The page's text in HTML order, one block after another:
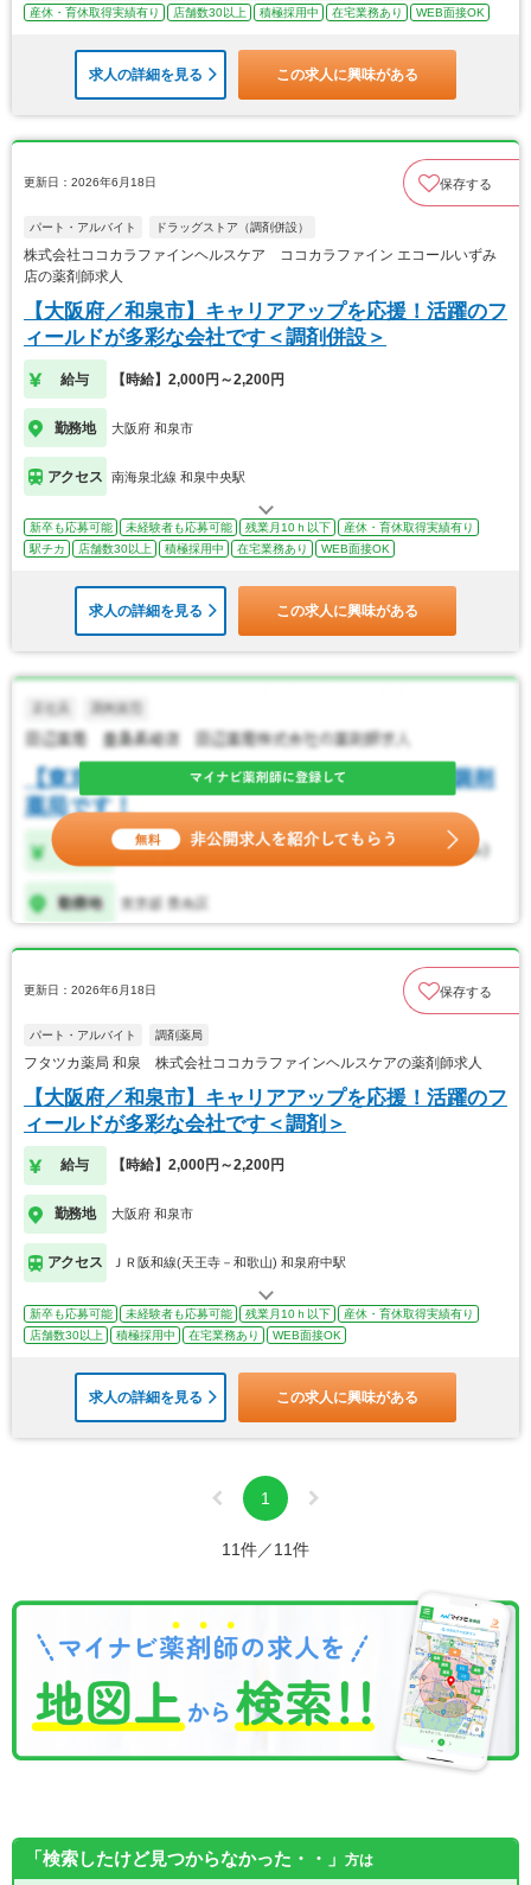
産休・育休取得実績有り
店舗数30以上 積極採用中 在宅業務あり WEB面接OK
求人の詳細を見る この求人に興味がある
更新日：2026年6月18日 保存する
パート・アルバイト ドラッグストア（調剤併設）
株式会社ココカラファインヘルスケア ココカラファイン エコールいずみ
店の薬剤師求人
【大阪府／和泉市】キャリアアップを応援！活躍のフ
ィールドが多彩な会社です＜調剤併設＞
給与 【時給】2,000円～2,200円
勤務地 大阪府 和泉市
アクセス 南海泉北線 和泉中央駅
新卒も応募可能 未経験者も応募可能 残業月10ｈ以下
産休・育休取得実績有り
駅チカ
店舗数30以上 積極採用中 在宅業務あり WEB面接OK
求人の詳細を見る この求人に興味がある
更新日：2026年6月18日 保存する
パート・アルバイト 調剤薬局
フタツカ薬局 和泉 株式会社ココカラファインヘルスケアの薬剤師求人
【大阪府／和泉市】キャリアアップを応援！活躍のフ
ィールドが多彩な会社です＜調剤＞
給与 【時給】2,000円～2,200円
勤務地 大阪府 和泉市
アクセス ＪＲ阪和線(天王寺－和歌山) 和泉府中駅
新卒も応募可能 未経験者も応募可能 残業月10ｈ以下
産休・育休取得実績有り
店舗数30以上
積極採用中 在宅業務あり WEB面接OK
求人の詳細を見る この求人に興味がある
1
11件／11件
「検索したけど見つからなかった・・」 方は